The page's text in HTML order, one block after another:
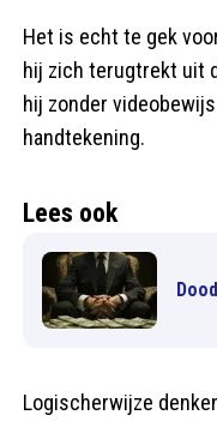
Het is echt te gek
hij zich terugtrekt uit
hij zonder
handtekening.
Lees ook
Logischerwijze